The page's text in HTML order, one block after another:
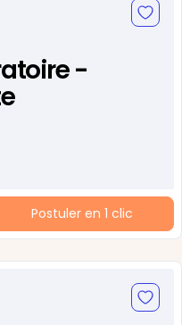
-
Postuler en 1 clic